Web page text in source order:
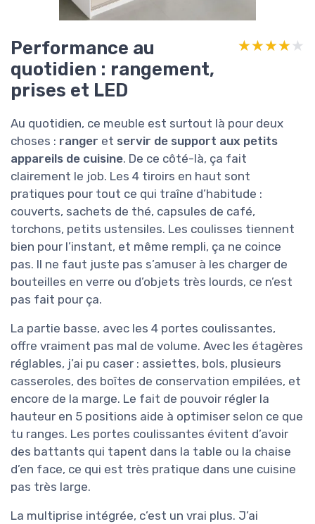
Performance au
quotidien : rangement,
prises et LED
★★★★★
★★★★★
Au quotidien, ce meuble est surtout là pour deux
choses : ranger et servir de support aux petits
appareils de cuisine. De ce côté-là, ça fait
clairement le job. Les 4 tiroirs en haut sont
pratiques pour tout ce qui traîne d’habitude :
couverts, sachets de thé, capsules de café,
torchons, petits ustensiles. Les coulisses tiennent
bien pour l’instant, et même rempli, ça ne coince
pas. Il ne faut juste pas s’amuser à les charger de
bouteilles en verre ou d’objets très lourds, ce n’est
pas fait pour ça.
La partie basse, avec les 4 portes coulissantes,
offre vraiment pas mal de volume. Avec les étagères
réglables, j’ai pu caser : assiettes, bols, plusieurs
casseroles, des boîtes de conservation empilées, et
encore de la marge. Le fait de pouvoir régler la
hauteur en 5 positions aide à optimiser selon ce que
tu ranges. Les portes coulissantes évitent d’avoir
des battants qui tapent dans la table ou la chaise
d’en face, ce qui est très pratique dans une cuisine
pas très large.
La multiprise intégrée, c’est un vrai plus. J’ai